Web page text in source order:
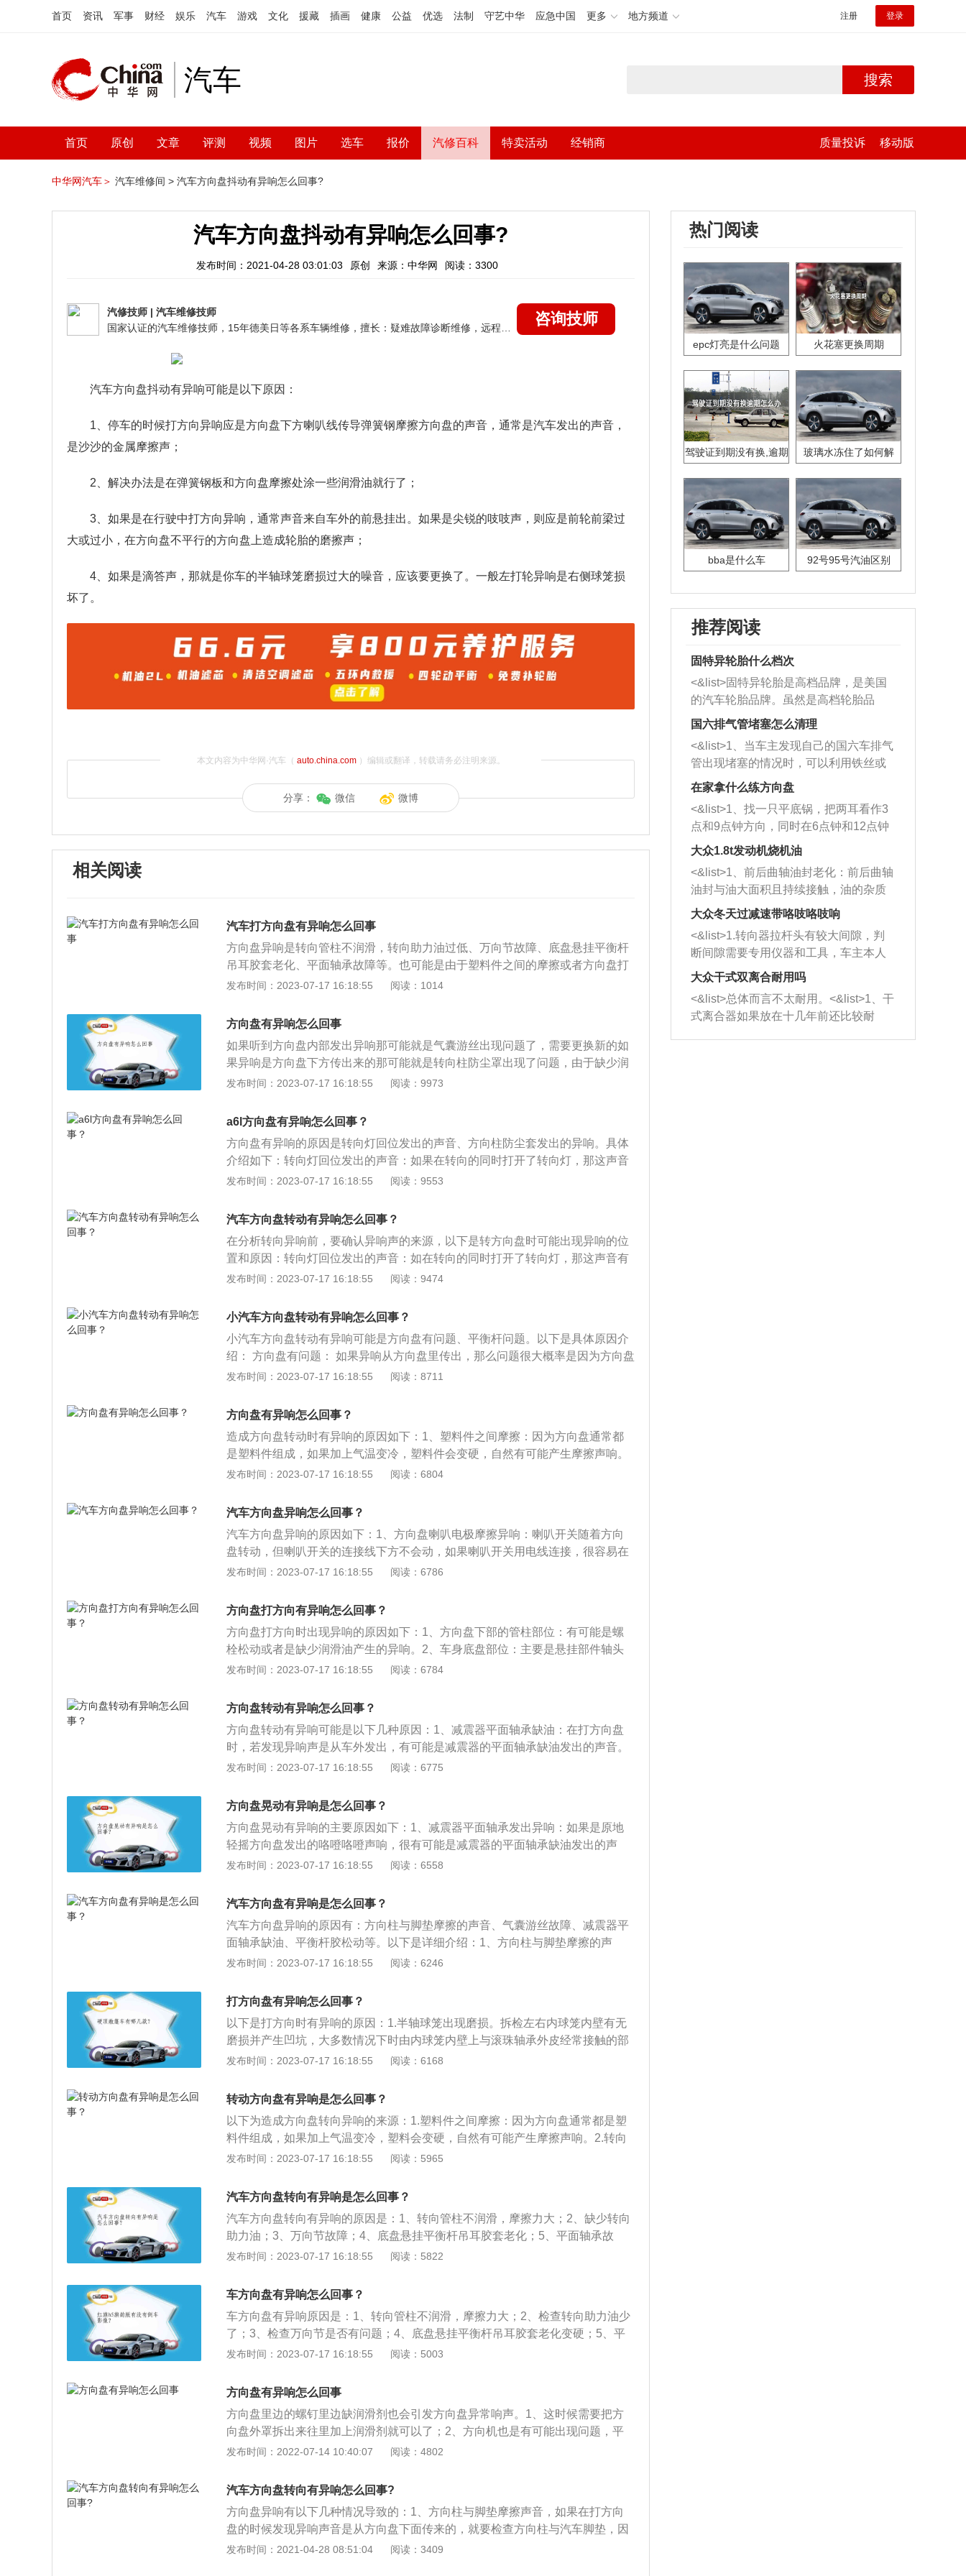
首页 资讯 军事 财经 娱乐 汽车 游戏 文化 援藏 插画 健康 公益 优选 法制 守艺中华 应急中国 更多 地方频道 注册 登录
汽车 搜索
首页 原创 文章 评测 视频 图片 选车 报价 汽修百科 特卖活动 经销商 质量投诉 移动版
中华网汽车＞ 汽车维修间 > 汽车方向盘抖动有异响怎么回事?
汽车方向盘抖动有异响怎么回事?
发布时间：2021-04-28 03:01:03 原创 来源：中华网 阅读：3300
汽修技师 | 汽车维修技师
咨询技师
汽车方向盘抖动有异响可能是以下原因：
1、停车的时候打方向异响应是方向盘下方喇叭线传导弹簧钢摩擦方向盘的声音，通常是汽车发出的声音，
是沙沙的金属摩擦声；
2、解决办法是在弹簧钢板和方向盘摩擦处涂一些润滑油就行了；
3、如果是在行驶中打方向异响，通常声音来自车外的前悬挂出。如果是尖锐的吱吱声，则应是前轮前梁过
大或过小，在方向盘不平行的方向盘上造成轮胎的磨擦声；
4、如果是滴答声，那就是你车的半轴球笼磨损过大的噪音，应该要更换了。一般左打轮异响是右侧球笼损
坏了。
本文内容为中华网·汽车（ auto.china.com）编辑或翻译，转载请务必注明来源。
分享： 微信 微博
相关阅读
汽车打方向盘有异响怎么回事
方向盘异响是转向管柱不润滑，转向助力油过低、万向节故障、底盘悬挂平衡杆
吊耳胶套老化、平面轴承故障等。也可能是由于塑料件之间的摩擦或者方向盘打
死等原因导致的。方向盘异响的原因及处理方法：1.转向横拉杆球头老化。更换
油。3.转向器故障。这可能是由于转向器与齿轮之间的间隙过大所致，需要更换
转向器。此外，如果在打开方向盘时听到来自车外的异常声音，则可能是由于减
震器的扁平轴承中缺少机油。只需打开引擎盖并聆听声音即可。它不会从减震器
的顶部座椅位置发出。通常，可以确定声音的来源。当减震器的平面轴承发出异
常声音时，可以在平面轴承上涂一些黄油。如果在应用后出现异常噪音，则只能
用到转向盘边缘上的力转变为转矩后传递给转向轴，主要由骨架、发泡和主驾驶
气囊DAB对应的安装卡扣或螺钉孔等构成。
发布时间：2023-07-17 16:18:55 阅读：1014
方向盘有异响怎么回事
如果听到方向盘内部发出异响那可能就是气囊游丝出现问题了，需要更换新的如
果异响是方向盘下方传出来的那可能就是转向柱防尘罩出现了问题，由于缺少润
滑导致的摩擦增大添加一些润滑油，异响就会消失了如果异响不是在方向盘周围
添加润滑油了。若异响还是没有解决，就只能更换了如果异响和减震器也无关，
我们就要检查平衡杆胶有无松动或损坏若松动加垫片来解决，若损坏就只能更换
了
发布时间：2023-07-17 16:18:55 阅读：9973
a6l方向盘有异响怎么回事？
方向盘有异响的原因是转向灯回位发出的声音、方向柱防尘套发出的异响。具体
介绍如下：转向灯回位发出的声音：如果在转向的同时打开了转向灯，那这声音
有可能是转向灯自动回位机构的回弹卡子发出的声音，这种情况需要车主进行确
盘的幅度，方向柱一圈有三格自动回卡位，如果转了一圈方向盘，那么就会响起
三声。方向柱防尘套发出的异响：如异响从方向盘下方传来，那有可能是方向柱
防尘套发出的异响。由于方向柱防尘套缺少润滑，就会产生摩擦的声音。这种情
况，车主只需要在防尘套内涂些黄油，异响就会消失。
发布时间：2023-07-17 16:18:55 阅读：9553
汽车方向盘转动有异响怎么回事？
在分析转向异响前，要确认异响声的来源，以下是转方向盘时可能出现异响的位
置和原因：转向灯回位发出的声音：如在转向的同时打开了转向灯，那这声音有
可能是转向灯自动回位机构的回弹卡子发出的声音，这种情况需要车主进行确
方向盘的幅度，方向柱一圈有三格自动回卡位，如果转了一圈方向盘，那么就会
响起三声。方向柱防尘套发出的异响：如异响从方向盘下方传来，那有可能是方
向柱防尘套发出的异响。由于方向柱防尘套缺少润滑，就会产生摩擦的声音。这
种情况，车主只需要在防尘套内涂些黄油，异响就会消失。方向盘里传出的异
响：如异响从方向盘里传出，那问题很大概率是因为方向盘里的气囊游丝造成，
游丝损坏了。
发布时间：2023-07-17 16:18:55 阅读：9474
小汽车方向盘转动有异响怎么回事？
小汽车方向盘转动有异响可能是方向盘有问题、平衡杆问题。以下是具体原因介
绍： 方向盘有问题： 如果异响从方向盘里传出，那么问题很大概率是因为方向盘
里的气囊游丝造成，拆下方向盘气囊游丝涂些黄油看还响不响，如果还响就更换
出。 平衡杆问题： 如果并不是减震器传出的声音，那么要检查一下平衡杆胶有没
有出现松动或损坏的现像，平衡杆胶松动、损坏不但会在打方向时响，在过不平
路面时也会发出响声，平衡杆胶松动是可以通过加垫片的方式来解决，如果损坏
就只能更换。
发布时间：2023-07-17 16:18:55 阅读：8711
方向盘有异响怎么回事？
造成方向盘转动时有异响的原因如下：1、塑料件之间摩擦：因为方向盘通常都
是塑料件组成，如果加上气温变冷，塑料件会变硬，自然有可能产生摩擦声响。
2、方向盘里传出的异响：如果异响从方向盘里传出，那么问题很大概率是因为
就需要更换气囊游丝。3、转向横拉杆球头老化：如果转向横拉杆球头老化，那
么就会造成汽车方向盘抖动和声响的情况，这种情况通常需要更换转向横拉杆球
头，并且在更换后进行四轮定位。4、平衡杆发出的异响：如果并不是减震器传
出的声音，那么要检查一下平衡杆胶有没有出现松动或损坏的现象，平衡杆胶松
动、损坏不但会在打方向时响，在过不平路面时也会发出响声，平衡杆胶松动可
出异响：只要打开车头盖听一下声音是不是从减震器顶座的位置发出，这样就知
道是不是减震器的平面轴承发出的声音，减震器的平面轴承发响，可以在平面轴
承上涂些黄油。6、转向机故障：如果转向时异响非常大，那么有可能是转向机
机械液压助力，如果助力皮带松紧不当或者老化，就会传来异响声，调整皮带松
发布时间：2023-07-17 16:18:55 阅读：6804
汽车方向盘异响怎么回事？
汽车方向盘异响的原因如下：1、方向盘喇叭电极摩擦异响：喇叭开关随着方向
盘转动，但喇叭开关的连接线下方不会动，如果喇叭开关用电线连接，很容易在
打方向时把电线弄断；因此设计者，把电极触头固定，然后在方向盘上安一个圆
为了减少摩擦，电极上都有润滑油，但是时间长了以后电极触头磨损，接触面越
来越大就会发出异响。2、方向盘回位拨杆异响：转向灯有自动回正功能，打开
转向灯后打方向，转向柱碰到回位拨杆会发出异响，这不属于故障。
发布时间：2023-07-17 16:18:55 阅读：6786
方向盘打方向有异响怎么回事？
方向盘打方向时出现异响的原因如下：1、方向盘下部的管柱部位：有可能是螺
栓松动或者是缺少润滑油产生的异响。2、车身底盘部位：主要是悬挂部件轴头
间隙过大或者螺栓松动，需要检查。3、方向柱防尘套发出的异响：由于方向柱
涂些黄油，异响就会消失。4、方向盘里传出的异响：由方向盘里的气囊游丝造
发布时间：2023-07-17 16:18:55 阅读：6784
方向盘转动有异响怎么回事？
方向盘转动有异响可能是以下几种原因：1、减震器平面轴承缺油：在打方向盘
时，若发现异响声是从车外发出，有可能是减震器的平面轴承缺油发出的声音。
2、平衡杆胶松动：如果声音不是从减震器的平面轴承发出，就要检查一下平衡
在过不平路面时也会发出响声，平衡杆胶松动是可以通过加垫片的方式来解决。
3、转向助力油太脏：如果助力油太脏，会增加助力系统的压力，助力泵就会传
来“嗡嗡嗡”的异响声，要及时更换转向助力油。4、转向横拉杆球头老化：如果转
向横拉杆球头老化，那么就会造成汽车方向盘抖动和声响的情况，这种情况通常
都是更换转向横拉杆球头，并且在更换后进行四轮定位。
发布时间：2023-07-17 16:18:55 阅读：6775
方向盘晃动有异响是怎么回事？
方向盘晃动有异响的主要原因如下：1、减震器平面轴承发出异响：如果是原地
轻摇方向盘发出的咯噔咯噔声响，很有可能是减震器的平面轴承缺油发出的声
音，只要打开车头盖听一下声音是不是从减震器顶座的位置发出，即可知道是不
些黄油，如果涂后还是响，就只能更换。2、平衡杆发出的异响：如果并不是减
震器传出的声音，要检查一下平衡杆胶有没有出现松动或损坏的现象，平衡杆胶
松动、损坏不但会在打方向时响，在过不平路面时也会发出响声，平衡杆胶松动
是可以通过加垫片的方式来解决，如果损坏就只能更换。3、方向柱防尘套发出
的异响：如果异响从方向盘下方传来，有可能是方向柱防尘套发出的异响。由于
油，异响就会消失。4、方向盘里传出的异响：如果异响从方向盘里传出，很大
概率是因为方向盘里的气囊游丝造成，拆下方向盘气囊游丝涂些黄油看还响不
响，如果还响就更换气囊游丝。注意拆卸方向盘要温柔，或者拔掉安全气囊保险
发布时间：2023-07-17 16:18:55 阅读：6558
汽车方向盘有异响是怎么回事？
汽车方向盘异响的原因有：方向柱与脚垫摩擦的声音、气囊游丝故障、减震器平
面轴承缺油、平衡杆胶松动等。以下是详细介绍：1、方向柱与脚垫摩擦的声
音：如果异响从方向盘下面传来，可能是汽车安装的脚垫过大，与转向柱直接接
可。2、气囊游丝故障：如果异响从方向盘里面传来，可能是方向盘里面的气囊
游丝故障，此时拆下方向盘气囊游丝，涂抹黄油观察是否有异响，如果还有异
响，需要更换气囊游丝。3、减震器平面轴承缺油：如果异响从车外传来，可能
是减震器的平面轴承缺油，此时涂抹黄油即可，如果涂抹后有异响，需要更换平
面轴承。4、平衡杆胶松动：如果异响不是从减震器的平面轴承传来，此时需要
向盘时产生异响，在通过不平路面时也会产生异响，通过添加垫片即可解决，如
果损坏需要更换平衡杆胶。
发布时间：2023-07-17 16:18:55 阅读：6246
打方向盘有异响怎么回事？
以下是打方向时有异响的原因：1.半轴球笼出现磨损。拆检左右内球笼内壁有无
磨损并产生凹坑，大多数情况下时由内球笼内壁上与滚珠轴承外皮经常接触的部
位、即传递扭矩的部位（受力点），磨损后产生凹坑引起。转向灯后回弹卡子声
是行车只要打方向盘就会听到声音是从方向盘下面传来，就要检查一下方向柱防
尘套。3.气囊游丝干涉声音。在打方向时，声音从方向盘里面发出来，这个问题
多数是方向盘里面的气囊游丝干涉造成。4.平衡杆胶松动、损坏。不但会在打方
向时响，在过不平路面时也会发出响声，平衡杆胶松动是可以通过加垫片的方式
来解决，如果损坏就只能更换。5.转向助力油太脏。如果助力油太脏，会增加助
了转向灯后回弹卡子发出的异响。如果打了转向开关后打方向盘才有这个声音，
那就是转向灯自动回位机构的回弹卡子发出的声音。这个声音是正常现象，顺打
方向盘就会疙瘩一声响，方向盘转一圈它就会出现三声疙瘩声，因为方向柱一圈
音就会消失。
发布时间：2023-07-17 16:18:55 阅读：6168
转动方向盘有异响是怎么回事？
以下为造成方向盘转向异响的来源：1.塑料件之间摩擦：因为方向盘通常都是塑
料件组成，如果加上气温变冷，塑料会变硬，自然有可能产生摩擦声响。2.转向
横拉杆球头老化：转向横拉杆球头老化，就会造成汽车方向盘抖动和声响的情
衡杆发出的异响：如果并不是减震器传出的声音，那么要检查一下平衡杆胶有没
有出现松动或损坏的现像，平衡杆胶松动、损坏不但会在打方向时响，在过不平
路面时也会发出响声，平衡杆胶松动是可以通过加垫片的方式来解决，如果损坏
就只能更换。4.减震器平面轴承发出异响：打开车头盖听一下声音是不是从减震
器顶座的位置发出，就可以知道是不是减震器的平面轴承发出的声音，减震器的
转向机故障如果转向时异响非常大，那么有可能是转向机配合齿轮间隙过大造
成，需要更换转向机。6.助力皮带松紧度不当或老化：对于机械液压助力，如果
助力皮带松紧不当或者老化，就会传来异响声，调整皮带松紧度或者更换皮带。
发布时间：2023-07-17 16:18:55 阅读：5965
汽车方向盘转向有异响是怎么回事？
汽车方向盘转向有异响的原因是：1、转向管柱不润滑，摩擦力大；2、缺少转向
助力油；3、万向节故障；4、底盘悬挂平衡杆吊耳胶套老化；5、平面轴承故
障；6、助力系统故障；7、驾驶习惯不好，过度踩刹车；8、刹车盘与刹车片表
盘转动的幅度、速度要与汽车转弯的角度和车辆行驶的速度相适应；3、汽车停
止不动时不要转动方向盘避免造成转向系统损坏和轮胎磨损；4、左右手放在方
向盘上的位置不要靠太近。
发布时间：2023-07-17 16:18:55 阅读：5822
车方向盘有异响怎么回事？
车方向盘有异响原因是：1、转向管柱不润滑，摩擦力大；2、检查转向助力油少
了；3、检查万向节是否有问题；4、底盘悬挂平衡杆吊耳胶套老化变硬；5、平
面轴承坏了。汽车方向盘是一个操纵件，整个转向机构的原理是通过齿轮齿条把
盘的半径是力臂长度，方向盘越大越省力。汽车转向器分为几种类型，常见的是
齿条齿轮式转向器和循环球式转向器，齿条齿轮式转向系统已迅速成为汽车、小
型货车及SUV上普遍使用的转向系统类型。
发布时间：2023-07-17 16:18:55 阅读：5003
方向盘有异响怎么回事
方向盘里边的螺钉里边缺润滑剂也会引发方向盘异常响声。1、这时候需要把方
向盘外罩拆出来往里加上润滑剂就可以了；2、方向机也是有可能出现问题，平
常如果是在转弯的时候；3、方位打得太满了的情况下对方向机的承重就特别大
转动方向盘的时候发现异常响声声音是在方向盘下边传出的，就需要检查方位柱
与汽车脚垫，是由于汽车后组装的脚垫太大了，与转为柱拥有同时的触碰，伴随
着转为柱的旋转便会发生磨擦，若缺乏润滑油，便会发生磨擦声，这样的事情只
需要擦点润滑油就可以。若发现声音是在方向盘里边传出来的，这个问题大部分
是方向盘里边的气囊游丝影响引发的，卸下来方向盘气囊游丝涂些润滑油看还响
发布时间：2022-07-14 10:40:07 阅读：4802
汽车方向盘转向有异响怎么回事?
方向盘异响有以下几种情况导致的：1、方向柱与脚垫摩擦声音，如果在打方向
盘的时候发现异响声音是从方向盘下面传来的，就要检查方向柱与汽车脚垫，因
为汽车后安装的脚垫太大，与转向柱有着直接的接触，随着转向柱的转动就会产
发布时间：2021-04-28 08:51:04 阅读：3409
热门阅读
epc灯亮是什么问题 火花塞更换周期
驾驶证到期没有换,逾期
玻璃水冻住了如何解
bba是什么车 92号95号汽油区别
推荐阅读
固特异轮胎什么档次
<&list>固特异轮胎是高档品牌，是美国
的汽车轮胎品牌。虽然是高档轮胎品
牌，但是中高低端的轮胎都有生产，这
也是为了更好的开拓市场。
国六排气管堵塞怎么清理
<&list>1、当车主发现自己的国六车排气
管出现堵塞的情况时，可以利用铁丝或
者是细棍，直接将杂物给取出来，如果
堵塞情况比较严重，也可以采取应急措
施。 <&list>2、直接利用木棍将所有的
杂物推到排气管里面的位置处，然后将
三元催化器拆解开，就可以将堵塞的东
西取出来。但如果是因为积碳过多引起
的堵塞，就需要将三元催化器泡在草酸
洗剂对堵塞的情况得到解决，将清洗剂
放在燃油箱中，与燃油混合后，车辆启
动时，就可以和汽油一起进入到燃烧
室，最后形成废气排出，就可以让三元
催化器得到清洗，排气管堵塞的情况就
能够得到解决。
在家拿什么练方向盘
<&list>1、找一只平底锅，把两耳看作3
点和9点钟方向，同时在6点钟和12点钟
方向做一个标记。 <&list>2、双手握住
一圈半的练习，往右同样也要打相同的
圈数。 <&list>3、最后强调要反复练
习，这样就可以形成肌肉记忆，在真实
驾驶车辆时，不需要记忆也能打好方
向。
大众1.8t发动机烧机油
<&list>1、前后曲轴油封老化：前后曲轴
油封与油大面积且持续接触，油的杂质
和发动机内持续温度变化使其密封效果
逐渐减弱，导致渗油或漏油。<&list>2、
活塞间隙过大：积碳会使活塞环与缸体
的间隙扩大，导致机油流入燃烧室中，
造成烧机油。<&list>3、机油粘度。使用
机油粘度过小的话，同样会有烧机油现
象，机油粘度过小具有很好的流动性，
大众冬天过减速带咯吱咯吱响
<&list>1.转向器拉杆头有较大间隙，判
断间隙需要专用仪器和工具，车主本人
无法制作，需要将车辆送到修理厂或4s
店；<&list>2.车辆半轴套管防尘罩破
裂，破裂后会出现漏油现象，使半轴磨
损严重，磨损的半轴容易损坏，产生异
响；<&list>3.稳定器的转向胶套和球头
大众干式双离合耐用吗
<&list>总体而言不太耐用。<&list>1、干
式离合器如果放在十几年前还比较耐